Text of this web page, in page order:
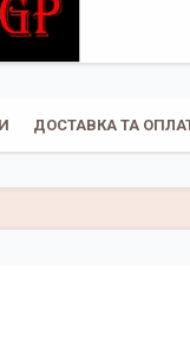
ДОСТАВКА ТА